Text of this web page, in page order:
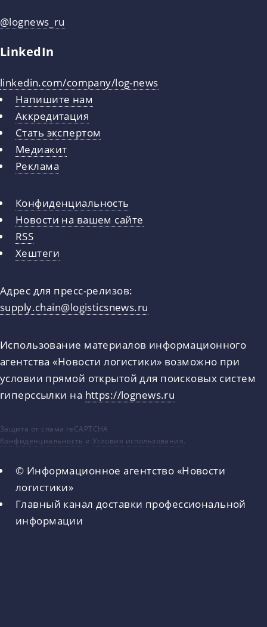
@lognews_ru
LinkedIn
linkedin.com/company/log-news
Напишите нам
Аккредитация
Стать экспертом
Медиакит
Реклама
Конфиденциальность
Новости на вашем сайте
RSS
Хештеги
Адрес для пресс-релизов:
supply.chain@logisticsnews.ru
Использование материалов информационного
агентства «Новости логистики» возможно при
условии прямой открытой для поисковых систем
гиперссылки на https://lognews.ru
Защита от спама reCAPTCHA
Конфиденциальность иУсловия использования.
© Информационное агентство «Новости
логистики»
Главный канал доставки профессиональной
информации